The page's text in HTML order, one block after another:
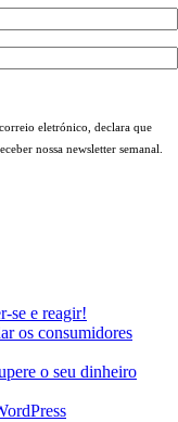
eletrónico, declara que
nossa newsletter semanal.
se e reagir!
os consumidores
o seu dinheiro